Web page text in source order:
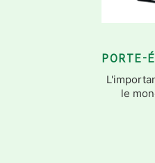
PORTE-
le